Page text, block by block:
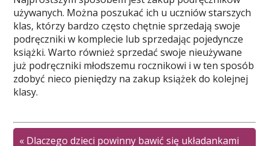
używanych. Można poszukać ich u uczniów starszych
klas, którzy bardzo często chętnie sprzedają swoje
podręczniki w komplecie lub sprzedając pojedyncze
książki. Warto również sprzedać swoje nieużywane
już podręczniki młodszemu rocznikowi i w ten sposób
zdobyć nieco pieniędzy na zakup książek do kolejnej
klasy.
« Dlaczego dzieci powinny bawić się układankami